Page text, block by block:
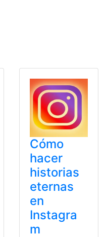
Cómo
hacer
historias
eternas
en
Instagra
m